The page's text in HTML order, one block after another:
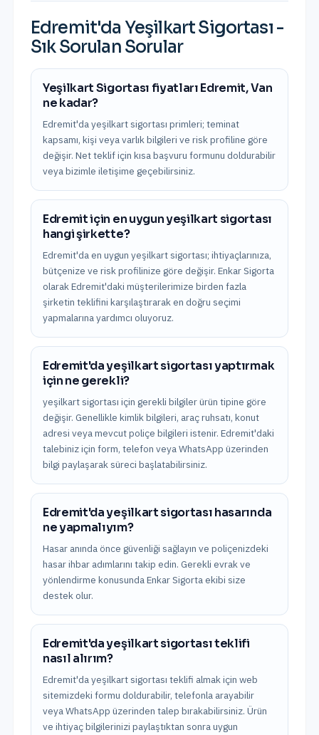
Edremit'da Yeşilkart Sigortası -
Sık Sorulan Sorular
Yeşilkart Sigortası fiyatları Edremit, Van
ne kadar?
Edremit'da yeşilkart sigortası primleri; teminat
kapsamı, kişi veya varlık bilgileri ve risk profiline göre
değişir. Net teklif için kısa başvuru formunu doldurabilir
veya bizimle iletişime geçebilirsiniz.
Edremit için en uygun yeşilkart sigortası
hangi şirkette?
Edremit'da en uygun yeşilkart sigortası; ihtiyaçlarınıza,
bütçenize ve risk profilinize göre değişir. Enkar Sigorta
olarak Edremit'daki müşterilerimize birden fazla
şirketin teklifini karşılaştırarak en doğru seçimi
yapmalarına yardımcı oluyoruz.
Edremit'da yeşilkart sigortası yaptırmak
için ne gerekli?
yeşilkart sigortası için gerekli bilgiler ürün tipine göre
değişir. Genellikle kimlik bilgileri, araç ruhsatı, konut
adresi veya mevcut poliçe bilgileri istenir. Edremit'daki
talebiniz için form, telefon veya WhatsApp üzerinden
bilgi paylaşarak süreci başlatabilirsiniz.
Edremit'da yeşilkart sigortası hasarında
ne yapmalıyım?
Hasar anında önce güvenliği sağlayın ve poliçenizdeki
hasar ihbar adımlarını takip edin. Gerekli evrak ve
yönlendirme konusunda Enkar Sigorta ekibi size
destek olur.
Edremit'da yeşilkart sigortası teklifi
nasıl alırım?
Edremit'da yeşilkart sigortası teklifi almak için web
sitemizdeki formu doldurabilir, telefonla arayabilir
veya WhatsApp üzerinden talep bırakabilirsiniz. Ürün
ve ihtiyaç bilgilerinizi paylaştıktan sonra uygun